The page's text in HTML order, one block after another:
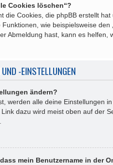
Cookies löschen“?
die Cookies, die phpBB erstellt
wie beispielsweise
Abmeldung hast, kann es helfen,
-EINSTELLUNGEN
ändern?
werden alle deine Einstellungen
Link dazu wird meist oben auf der
mein Benutzername in der